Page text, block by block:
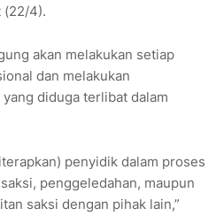
(22/4).
akan melakukan setiap
dan melakukan
diduga terlibat dalam
penyidik dalam proses
penggeledahan, maupun
saksi dengan pihak lain,”